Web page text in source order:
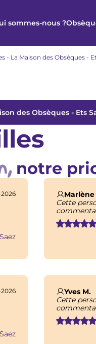
sommes-nous ?
- La Maison des Obsèques -
des Obsèques - Ets
notre
Marlène
Cette
2026 Yves M.
Cette